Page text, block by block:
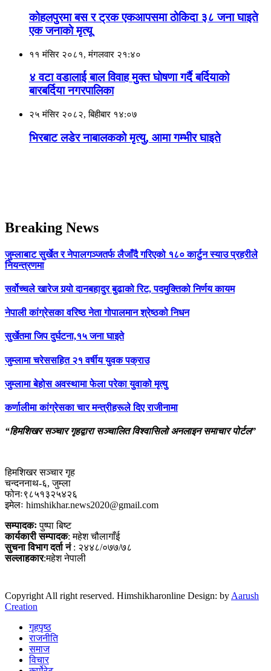
कोहलपुरमा बस र ट्रक एकआपसमा ठोकिदा ३८ जना घाइते
एक जनाकाे मृत्यू
११ मंसिर २०८१, मंगलवार २१:४०
४ वटा वडालाई बाल विवाह मुक्त घोषणा गर्दै बर्दियाको
बारबर्दिया नगरपालिका
२५ मंसिर २०८२, बिहीबार १४:०७
भिरबाट लडेर नाबालकको मृत्यु, आमा गम्भीर घाइते
Breaking News
जुम्लाबाट सुर्खेत र नेपालगञ्जतर्फ लैजाँदै गरिएको १८० कार्टुन स्याउ प्रहरीले
नियन्त्रणमा
सर्वोच्चले खारेज गर्‍यो दानबहादुर बुढाको रिट, पदमुक्तिको निर्णय कायम
नेपाली कांग्रेसका वरिष्ठ नेता गोपालमान श्रेष्ठको निधन
सुर्खेतमा जिप दुर्घटना,१५ जना घाइते
जुम्लामा चरेससहित २१ वर्षीय युवक पक्राउ
जुम्लामा बेहोस अवस्थामा फेला परेका युवाको मृत्यु
कर्णालीमा कांग्रेसका चार मन्त्रीहरूले दिए राजीनामा
“हिमशिखर सञ्चार गृहद्वारा सञ्चालित विश्वासिलो अनलाइन समाचार पोर्टल”
हिमशिखर सञ्चार गृह
चन्दननाथ-६, जुम्ला
फोनः९८५१३२५४२६
इमेलः himshikhar.news2020@gmail.com
सम्पादकःपुष्पा बिष्ट
कार्यकारी सम्पादक: महेश चौलागाँई
सुचना विभाग दर्ता नं: २४४८/०७७/७८
सल्लाहकार:महेश नेपाली
Copyright All right reserved. Himshikharonline Design: byAarush
Creation
गृहपृष्ठ
राजनीति
समाज
विचार